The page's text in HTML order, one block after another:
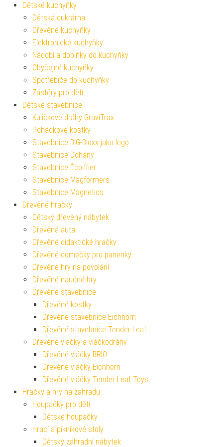
Dětské kuchyňky
Dětská cukrárna
Dřevěné kuchyňky
Elektronické kuchyňky
Nádobí a doplňky do kuchyňky
Obyčejné kuchyňky
Spotřebiče do kuchyňky
Zástěry pro děti
Dětské stavebnice
Kuličkové dráhy GraviTrax
Pohádkové kostky
Stavebnice BIG-Bloxx jako lego
Stavebnice Dohány
Stavebnice Écoiffier
Stavebnice Magformers
Stavebnice Magnetics
Dřevěné hračky
Dětský dřevěný nábytek
Dřevěná auta
Dřevěné didaktické hračky
Dřevěné domečky pro panenky
Dřevěné hry na povolání
Dřevěné naučné hry
Dřevěné stavebnice
Dřevěné kostky
Dřevěné stavebnice Eichhorn
Dřevěné stavebnice Tender Leaf
Dřevěné vláčky a vláčkodráhy
Dřevěné vláčky BRIO
Dřevěné vláčky Eichhorn
Dřevěné vláčky Tender Leaf Toys
Hračky a hry na zahradu
Houpačky pro děti
Dětské houpačky
Hrací a piknikové stoly
Dětský záhradní nábytek